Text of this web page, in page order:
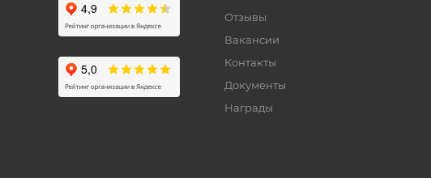
Отзывы
Вакансии
Контакты
Документы
Награды